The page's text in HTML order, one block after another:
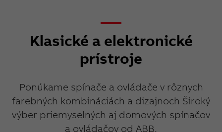
Klasické a elektronické
prístroje
Ponúkame spínače a ovládače v rôznych
farebných kombináciách a dizajnoch Široký
výber priemyselných aj domových spínačov
a ovládačov od ABB.